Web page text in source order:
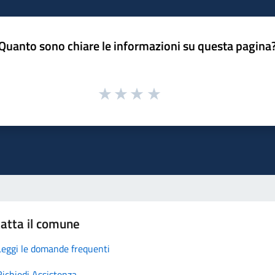
sono chiare le informazioni su questa
il comune
le domande frequenti